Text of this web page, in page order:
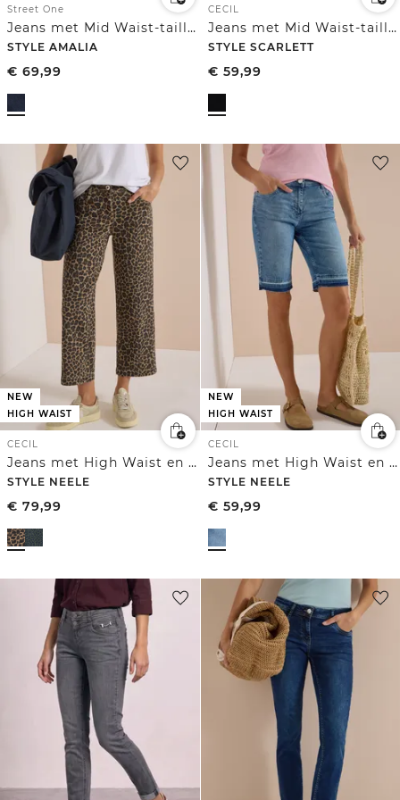
Street One
Jeans met Mid Waist-taille en Straight Leg-pijpen in casual pasvorm
STYLE AMALIA
€ 69,99
CECIL
Jeans met Mid Waist-taille en Slim Leg-pijpen in casual pasvorm
STYLE SCARLETT
€ 59,99
NEW
HIGH WAIST
CECIL
Jeans met High Waist en Wide Leg pijpen met luipaardprint
STYLE NEELE
€ 79,99
NEW
HIGH WAIST
CECIL
Jeans met High Waist en Wide Leg pijpen in een Loose Fit pasvorm
STYLE NEELE
€ 59,99